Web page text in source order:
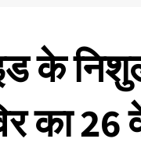
के
का